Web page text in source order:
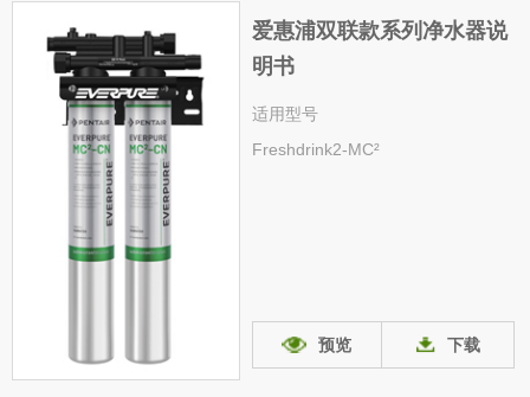
爱惠浦双联款系列净水器说
明书
适用型号
Freshdrink2-MC²
预览 下载